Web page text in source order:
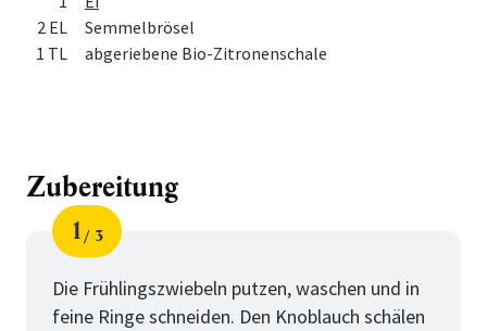
2 EL
Semmelbrösel
1 TL
abgeriebene Bio-Zitronenschale
Zubereitung
Schritt
1
von
3
Die Frühlingszwiebeln putzen, waschen und in
feine Ringe schneiden. Den Knoblauch schälen